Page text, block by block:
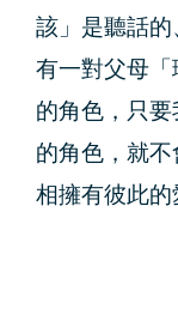
該」是聽話的
有一對父母「
的角色，只
的角色，就
相擁有彼此的